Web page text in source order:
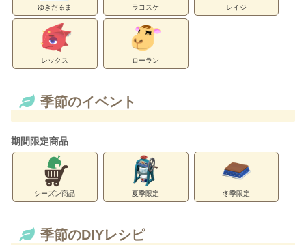
ゆきだるま ラコスケ レイジ
レックス ローラン
季節のイベント
期間限定商品
シーズン商品 夏季限定 冬季限定
季節のDIYレシピ